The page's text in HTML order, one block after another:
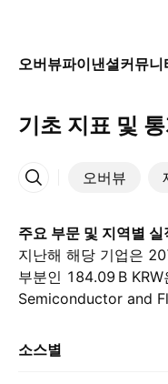
오버뷰파이낸셜커뮤니
기초 지표 및 통
오버뷰
More
주요 부문 및 지역별 실
지난해 해당 기업은
부분인 ‪184.09 B‬
Semiconductor and
교하여. 가장 큰 기여
소스별